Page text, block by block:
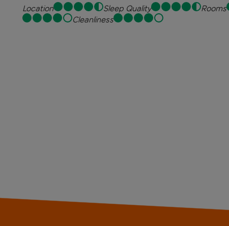
Location Sleep Quality Rooms
Cleanliness